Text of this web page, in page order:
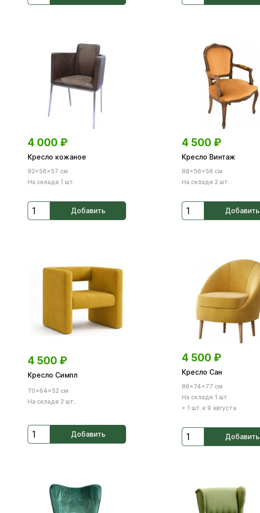
4 000 ₽
Кресло кожаное
92×56×57 см
На складе 1 шт.
Добавить
4 500 ₽
Кресло Винтаж
88×56×56 см
На складе 2 шт.
Добавить
4 500 ₽
Кресло Симпл
70×64×52 см
На складе 2 шт.
Добавить
4 500 ₽
Кресло Сан
86×74×77 см
На складе 1 шт.
+ 1 шт. к 9 августа
Добавить